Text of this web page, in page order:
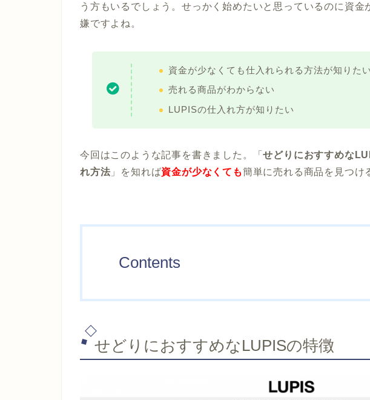
う方もいるでしょう。せっかく始めたいと思っているのに資金
嫌ですよね。
資金が少なくても仕入れられる方法が知りたい
売れる商品がわからない
LUPISの仕入れ方が知りたい
今回はこのような記事を書きました。「せどりにおすすめな
れ方法 」を知れば資金が少なくても簡単に売れる商品を見つけ
Contents
せどりにおすすめなLUPISの特徴